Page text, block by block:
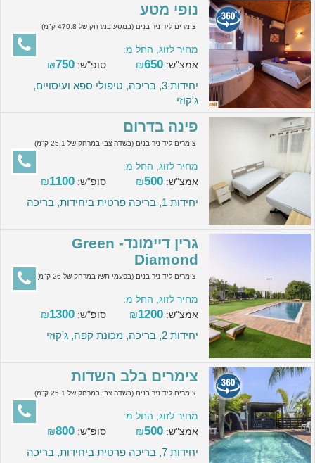
נופי מטע
צימרים ליד ניר בנים (במטע במרחק של 470.8 ק"מ)
מחיר לזוג, החל מ:
אמצ"ש:
₪650 סופ"ש: ₪750
יחידות 3, בריכה, טיפולי ספא ועיסויים,
ג'קוזי
פינה בדרום
צימרים ליד ניר בנים (בשדה צבי במרחק של 25.1 ק"מ)
מחיר לזוג, החל מ:
אמצ"ש:
₪500 סופ"ש: ₪1100
יחידות 1, בריכה פרטית ביחידות, בריכה
גרין דיימונד- Green
Diamond
צימרים ליד ניר בנים (בפעמי תשז במרחק של 26 ק"מ)
מחיר לזוג, החל מ:
אמצ"ש:
₪1200 סופ"ש: ₪1300
יחידות 2, בריכה, מכונת קפה, ג'קוזי
צימרים בלב השדות
צימרים ליד ניר בנים (בשדה צבי במרחק של 25.1 ק"מ)
מחיר לזוג, החל מ:
אמצ"ש:
₪500 סופ"ש: ₪800
יחידות 7, בריכה פרטית ביחידות, בריכה